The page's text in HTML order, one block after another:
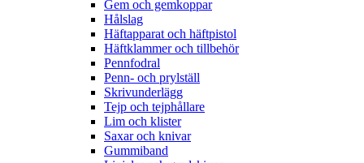
Gem och gemkoppar
Hålslag
Häftapparat och häftpistol
Häftklammer och tillbehör
Pennfodral
Penn- och prylställ
Skrivunderlägg
Tejp och tejphållare
Lim och klister
Saxar och knivar
Gummiband